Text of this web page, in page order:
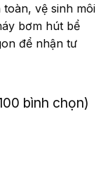
vệ sinh môi
bơm hút bể
để nhận tư
bình chọn)